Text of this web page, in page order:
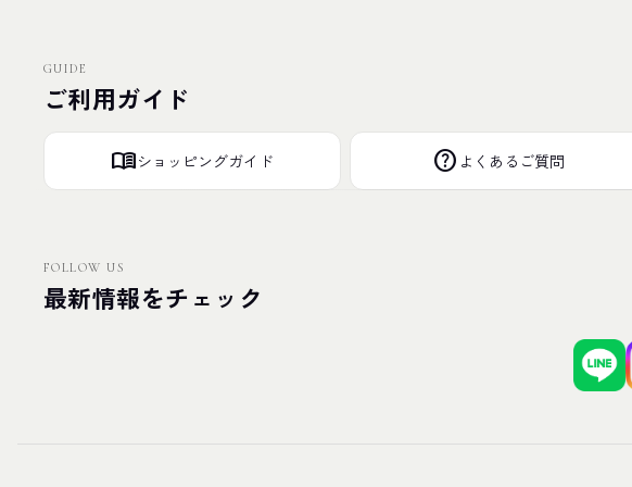
GUIDE
ご利用ガイド
menu_bookショッピングガイド help よくあるご質問
FOLLOW US
最新情報をチェック